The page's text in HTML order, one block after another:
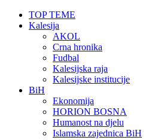
TOP TEME
Kalesija
AKOL
Crna hronika
Fudbal
Kalesijska raja
Kalesijske institucije
BiH
Ekonomija
HORION BOSNA
Humanost na djelu
Islamska zajednica BiH